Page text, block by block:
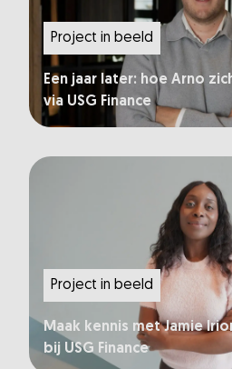
Project in beeld
Een jaar later: hoe Arno
via USG Finance
Project in beeld
Maak kennis met Jamie
bij USG Finance